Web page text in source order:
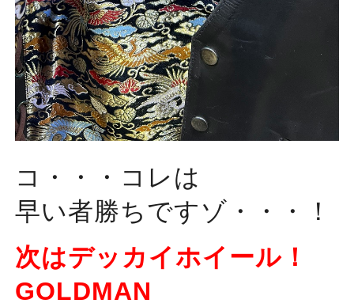
コ・・・コレは
早い者勝ちですゾ・・・！
次はデッカイホイール！
GOLDMAN